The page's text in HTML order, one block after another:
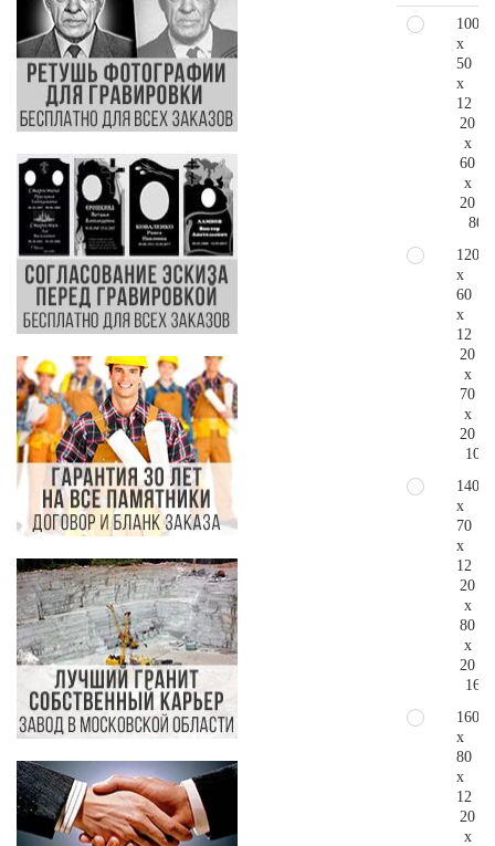
100
x
50
x
12
20
x
60
x
20
120
x
60
x
12
20
x
70
x
20
140
x
70
x
12
20
x
80
x
20
160
x
80
x
12
20
x